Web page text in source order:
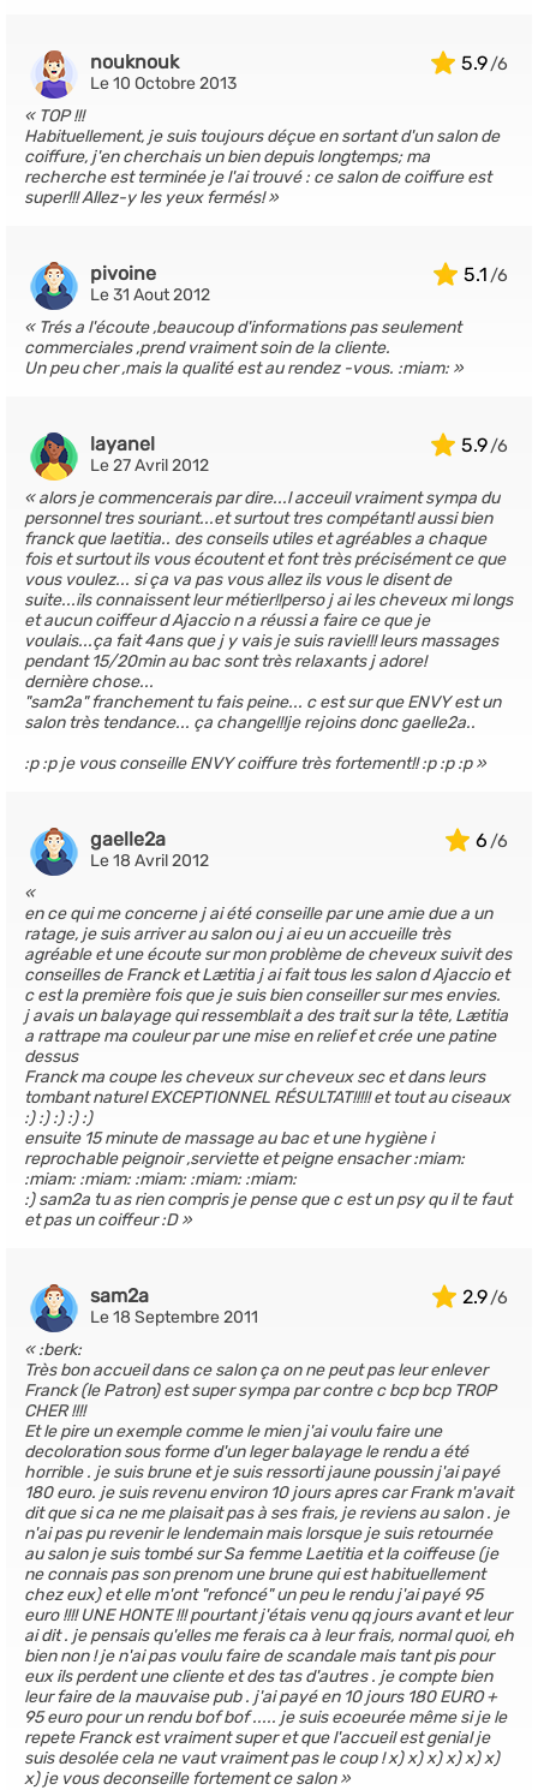
5.9
nouknouk
Le 10 Octobre 2013
TOP !!!
Habituellement, je suis toujours déçue en sortant d'un salon de
coiffure, j'en cherchais un bien depuis longtemps; ma
recherche est terminée je l'ai trouvé : ce salon de coiffure est
super!!! Allez-y les yeux fermés!
5.1
pivoine
Le 31 Aout 2012
Trés a l'écoute ,beaucoup d'informations pas seulement
commerciales ,prend vraiment soin de la cliente.
Un peu cher ,mais la qualité est au rendez -vous. :miam:
5.9
layanel
Le 27 Avril 2012
alors je commencerais par dire...l acceuil vraiment sympa du
personnel tres souriant...et surtout tres compétant! aussi bien
franck que laetitia.. des conseils utiles et agréables a chaque
fois et surtout ils vous écoutent et font très précisément ce que
vous voulez... si ça va pas vous allez ils vous le disent de
suite...ils connaissent leur métier!!perso j ai les cheveux mi longs
et aucun coiffeur d Ajaccio n a réussi a faire ce que je
voulais...ça fait 4ans que j y vais je suis ravie!!! leurs massages
pendant 15/20min au bac sont très relaxants j adore!
dernière chose...
"sam2a" franchement tu fais peine... c est sur que ENVY est un
salon très tendance... ça change!!!je rejoins donc gaelle2a..
:p :p je vous conseille ENVY coiffure très fortement!! :p :p :p
6
gaelle2a
Le 18 Avril 2012
en ce qui me concerne j ai été conseille par une amie due a un
ratage, je suis arriver au salon ou j ai eu un accueille très
agréable et une écoute sur mon problème de cheveux suivit des
conseilles de Franck et Lætitia j ai fait tous les salon d Ajaccio et
c est la première fois que je suis bien conseiller sur mes envies.
j avais un balayage qui ressemblait a des trait sur la tête, Lætitia
a rattrape ma couleur par une mise en relief et crée une patine
dessus
Franck ma coupe les cheveux sur cheveux sec et dans leurs
tombant naturel EXCEPTIONNEL RÉSULTAT!!!!! et tout au ciseaux
:) :) :) :) :)
ensuite 15 minute de massage au bac et une hygiène i
reprochable peignoir ,serviette et peigne ensacher :miam:
:miam: :miam: :miam: :miam: :miam:
:) sam2a tu as rien compris je pense que c est un psy qu il te faut
et pas un coiffeur :D
2.9
sam2a
Le 18 Septembre 2011
:berk:
Très bon accueil dans ce salon ça on ne peut pas leur enlever
Franck (le Patron) est super sympa par contre c bcp bcp TROP
CHER !!!!
Et le pire un exemple comme le mien j'ai voulu faire une
decoloration sous forme d'un leger balayage le rendu a été
horrible . je suis brune et je suis ressorti jaune poussin j'ai payé
180 euro. je suis revenu environ 10 jours apres car Frank m'avait
dit que si ca ne me plaisait pas à ses frais, je reviens au salon . je
n'ai pas pu revenir le lendemain mais lorsque je suis retournée
au salon je suis tombé sur Sa femme Laetitia et la coiffeuse (je
ne connais pas son prenom une brune qui est habituellement
chez eux) et elle m'ont "refoncé" un peu le rendu j'ai payé 95
euro !!!! UNE HONTE !!! pourtant j'étais venu qq jours avant et leur
ai dit . je pensais qu'elles me ferais ca à leur frais, normal quoi, eh
bien non ! je n'ai pas voulu faire de scandale mais tant pis pour
eux ils perdent une cliente et des tas d'autres . je compte bien
leur faire de la mauvaise pub . j'ai payé en 10 jours 180 EURO +
95 euro pour un rendu bof bof ..... je suis ecoeurée même si je le
repete Franck est vraiment super et que l'accueil est genial je
suis desolée cela ne vaut vraiment pas le coup ! x) x) x) x) x) x)
x) je vous deconseille fortement ce salon